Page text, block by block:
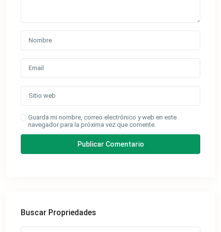
Guarda mi nombre, correo electrónico y web en este
navegador para la próxima vez que comente.
Buscar Propriedades